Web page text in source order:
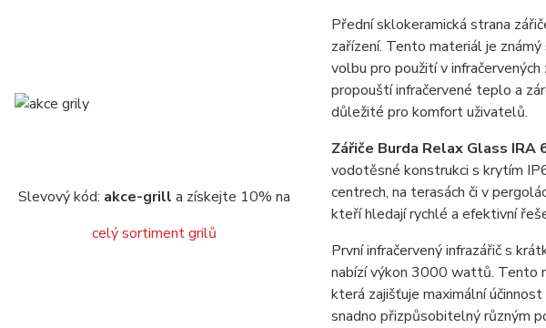
Slevový kód: akce-grill a získejte 10% na
celý sortiment grilů
Přední sklokeramická strana
zařízení. Tento materiál je
volbu pro použití v
propouští infračervené teplo a
důležité pro komfort uživatelů.
Zářiče Burda Relax Glass
vodotěsné konstrukci s krytím
centrech, na terasách či v
kteří hledají rychlé a efektivní
První infračervený infrazářič s
nabízí výkon 3000 wattů. Tento
která zajišťuje maximální
snadno přizpůsobitelný různým